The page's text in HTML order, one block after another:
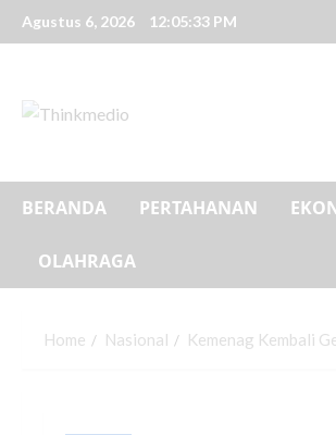
Agustus 6, 2026 12:05:34 PM
BERANDA PERTAHANAN
OLAHRAGA
Home Nasional Kemenag Kembali